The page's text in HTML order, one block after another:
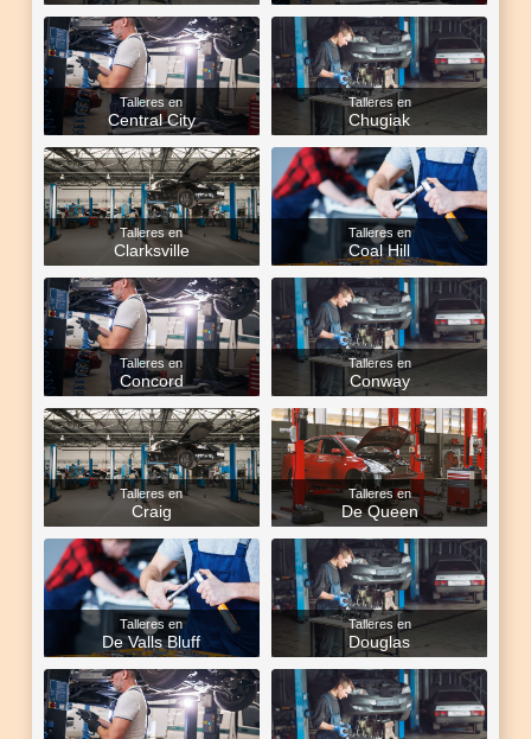
Talleres en
Central City
Talleres en
Chugiak
Talleres en
Clarksville
Talleres en
Coal Hill
Talleres en
Concord
Talleres en
Conway
Talleres en
Craig
Talleres en
De Queen
Talleres en
De Valls Bluff
Talleres en
Douglas